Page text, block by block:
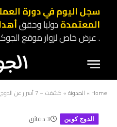
سجل اليوم في دورة
المعتمدةدوليا وحقق
. عرض خاص لزوار موقع
Home
» المدونة» كشفت – 7 أسرار عن الدوج كوين لم تسمع بها من قبل
الدوج كوين 3 دقائق